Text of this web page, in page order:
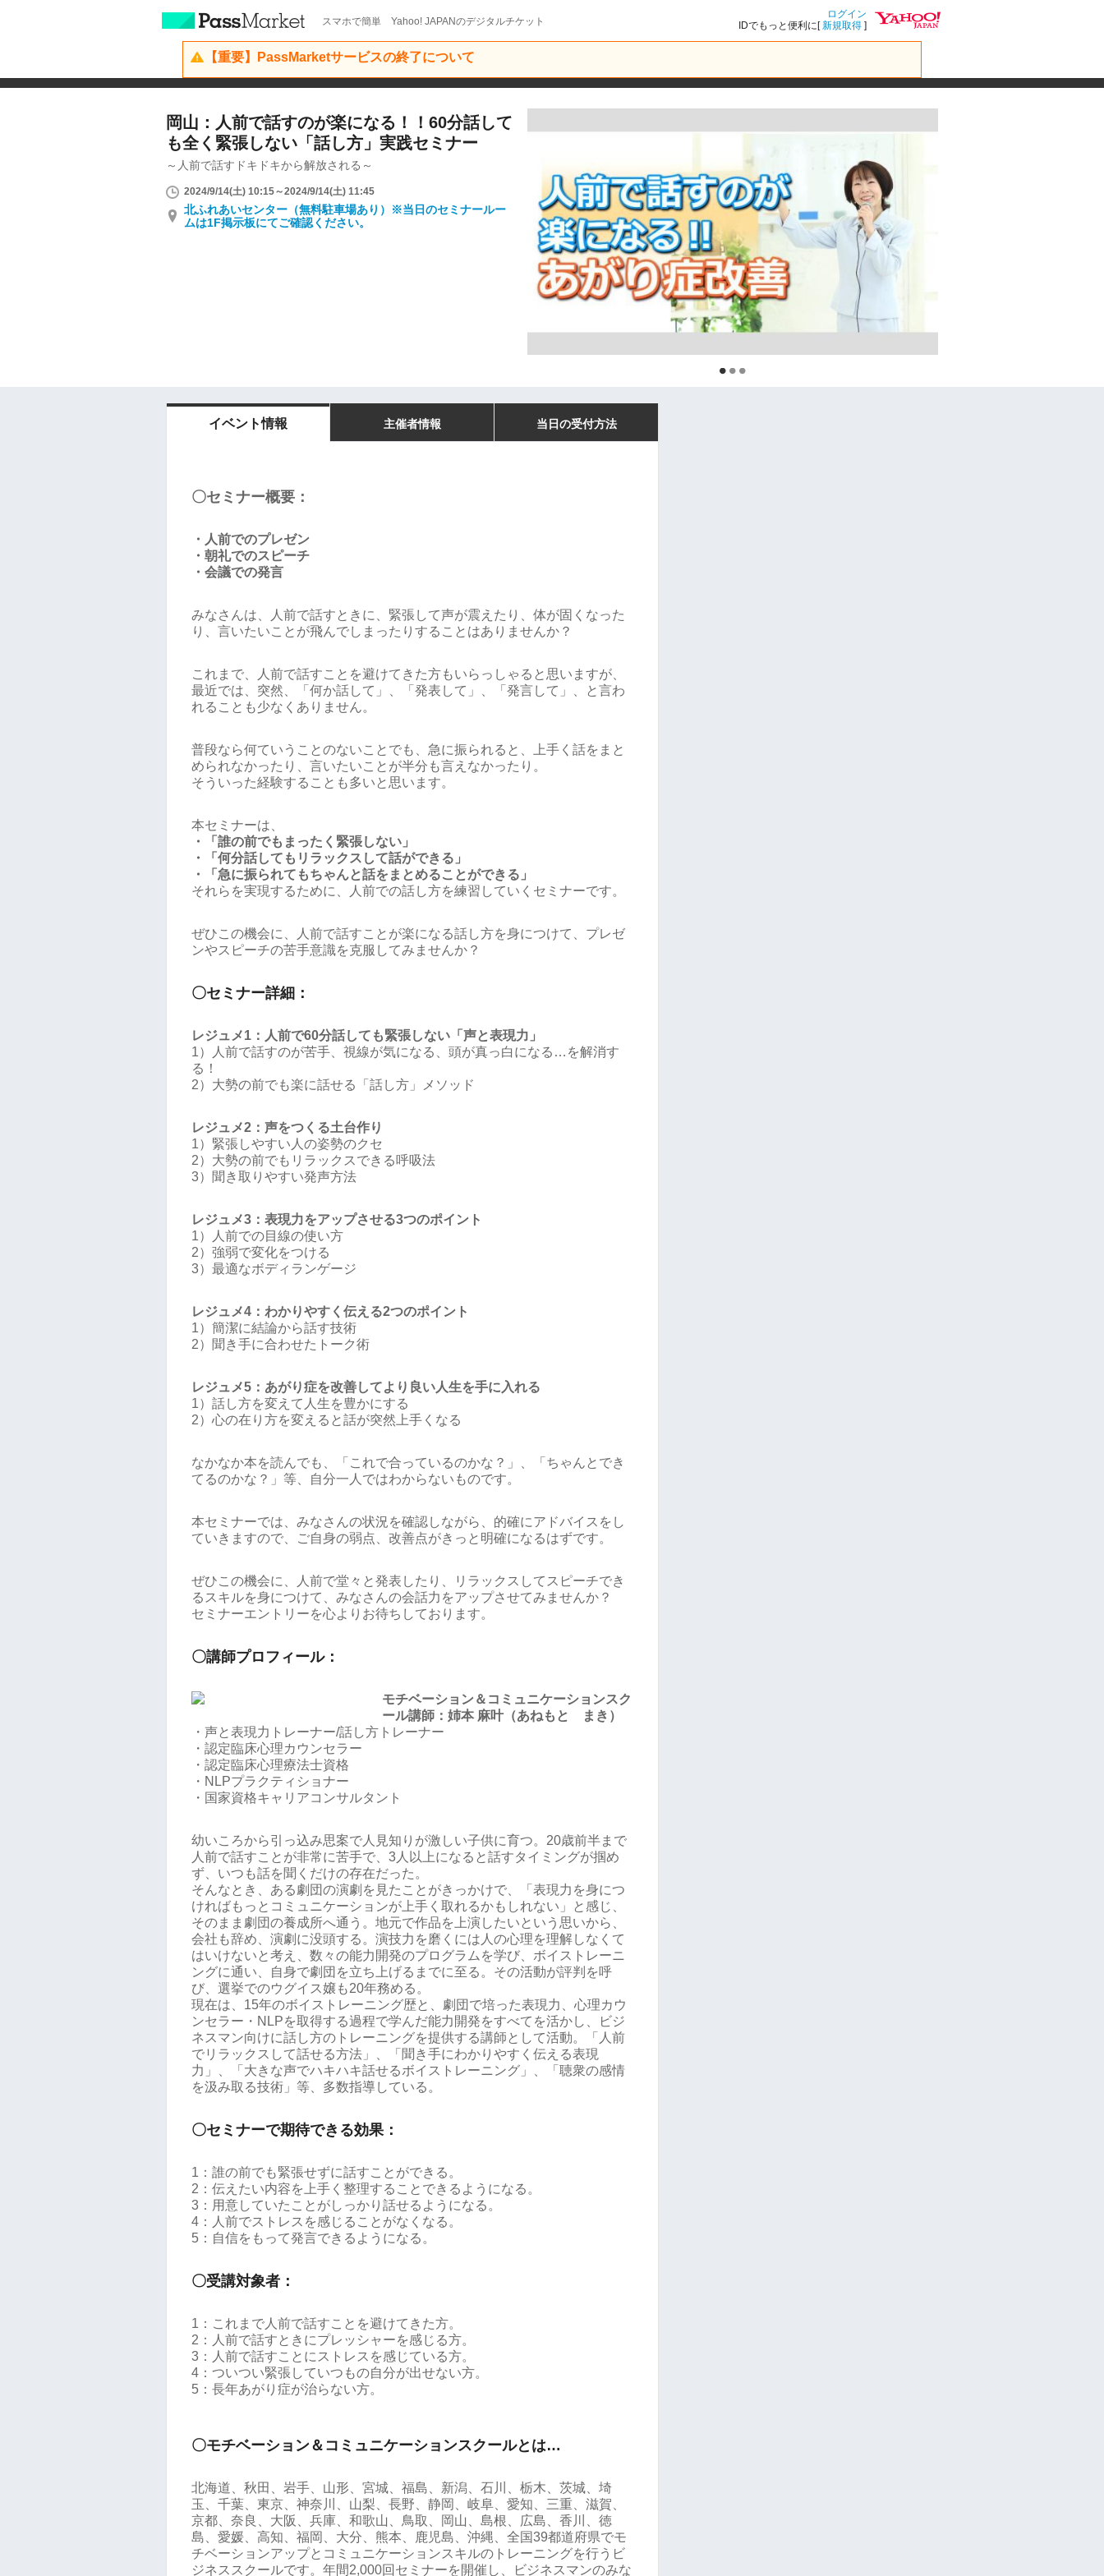
スマホで簡単 Yahoo! JAPANのデジタルチケット
ログイン
IDでもっと便利に[新規取得 ]
【重要】PassMarketサービスの終了について
岡山：人前で話すのが楽になる！！60分話して
も全く緊張しない「話し方」実践セミナー
～人前で話すドキドキから解放される～
2024/9/14(土) 10:15～2024/9/14(土) 11:45
北ふれあいセンター（無料駐車場あり）※当日のセミナールー
ムは1F掲示板にてご確認ください。
イベント情報 主催者情報 当日の受付方法
〇セミナー概要：
・人前でのプレゼン
・朝礼でのスピーチ
・会議での発言
みなさんは、人前で話すときに、緊張して声が震えたり、体が固くなった
り、言いたいことが飛んでしまったりすることはありませんか？
これまで、人前で話すことを避けてきた方もいらっしゃると思いますが、
最近では、突然、「何か話して」、「発表して」、「発言して」、と言わ
れることも少なくありません。
普段なら何ていうことのないことでも、急に振られると、上手く話をまと
められなかったり、言いたいことが半分も言えなかったり。
そういった経験することも多いと思います。
本セミナーは、
・「誰の前でもまったく緊張しない」
・「何分話してもリラックスして話ができる」
・「急に振られてもちゃんと話をまとめることができる」
それらを実現するために、人前での話し方を練習していくセミナーです。
ぜひこの機会に、人前で話すことが楽になる話し方を身につけて、プレゼ
ンやスピーチの苦手意識を克服してみませんか？
〇セミナー詳細：
レジュメ1：人前で60分話しても緊張しない「声と表現力」
1）人前で話すのが苦手、視線が気になる、頭が真っ白になる…を解消す
る！
2）大勢の前でも楽に話せる「話し方」メソッド
レジュメ2：声をつくる土台作り
1）緊張しやすい人の姿勢のクセ
2）大勢の前でもリラックスできる呼吸法
3）聞き取りやすい発声方法
レジュメ3：表現力をアップさせる3つのポイント
1）人前での目線の使い方
2）強弱で変化をつける
3）最適なボディランゲージ
レジュメ4：わかりやすく伝える2つのポイント
1）簡潔に結論から話す技術
2）聞き手に合わせたトーク術
レジュメ5：あがり症を改善してより良い人生を手に入れる
1）話し方を変えて人生を豊かにする
2）心の在り方を変えると話が突然上手くなる
なかなか本を読んでも、「これで合っているのかな？」、「ちゃんとでき
てるのかな？」等、自分一人ではわからないものです。
本セミナーでは、みなさんの状況を確認しながら、的確にアドバイスをし
ていきますので、ご自身の弱点、改善点がきっと明確になるはずです。
ぜひこの機会に、人前で堂々と発表したり、リラックスしてスピーチでき
るスキルを身につけて、みなさんの会話力をアップさせてみませんか？
セミナーエントリーを心よりお待ちしております。
〇講師プロフィール：
モチベーション＆コミュニケーションスク
ール講師：姉本 麻叶（あねもと まき）
・声と表現力トレーナー/話し方トレーナー
・認定臨床心理カウンセラー
・認定臨床心理療法士資格
・NLPプラクティショナー
・国家資格キャリアコンサルタント
幼いころから引っ込み思案で人見知りが激しい子供に育つ。20歳前半まで
人前で話すことが非常に苦手で、3人以上になると話すタイミングが掴め
ず、いつも話を聞くだけの存在だった。
そんなとき、ある劇団の演劇を見たことがきっかけで、「表現力を身につ
ければもっとコミュニケーションが上手く取れるかもしれない」と感じ、
そのまま劇団の養成所へ通う。地元で作品を上演したいという思いから、
会社も辞め、演劇に没頭する。演技力を磨くには人の心理を理解しなくて
はいけないと考え、数々の能力開発のプログラムを学び、ボイストレーニ
ングに通い、自身で劇団を立ち上げるまでに至る。その活動が評判を呼
び、選挙でのウグイス嬢も20年務める。
現在は、15年のボイストレーニング歴と、劇団で培った表現力、心理カウ
ンセラー・NLPを取得する過程で学んだ能力開発をすべてを活かし、ビジ
ネスマン向けに話し方のトレーニングを提供する講師として活動。「人前
でリラックスして話せる方法」、「聞き手にわかりやすく伝える表現
力」、「大きな声でハキハキ話せるボイストレーニング」、「聴衆の感情
を汲み取る技術」等、多数指導している。
〇セミナーで期待できる効果：
1：誰の前でも緊張せずに話すことができる。
2：伝えたい内容を上手く整理することできるようになる。
3：用意していたことがしっかり話せるようになる。
4：人前でストレスを感じることがなくなる。
5：自信をもって発言できるようになる。
〇受講対象者：
1：これまで人前で話すことを避けてきた方。
2：人前で話すときにプレッシャーを感じる方。
3：人前で話すことにストレスを感じている方。
4：ついつい緊張していつもの自分が出せない方。
5：長年あがり症が治らない方。
〇モチベーション＆コミュニケーションスクールとは…
北海道、秋田、岩手、山形、宮城、福島、新潟、石川、栃木、茨城、埼
玉、千葉、東京、神奈川、山梨、長野、静岡、岐阜、愛知、三重、滋賀、
京都、奈良、大阪、兵庫、和歌山、鳥取、岡山、島根、広島、香川、徳
島、愛媛、高知、福岡、大分、熊本、鹿児島、沖縄、全国39都道府県でモ
チベーションアップとコミュニケーションスキルのトレーニングを行うビ
ジネススクールです。年間2,000回セミナーを開催し、ビジネスマンのみな